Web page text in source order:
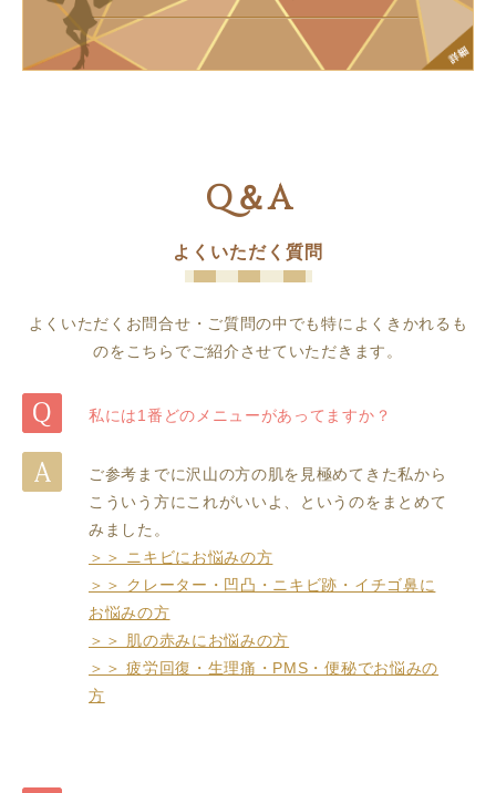
Q＆A
よくいただく質問
よくいただくお問合せ・ご質問の中でも特によくきかれるも
のをこちらでご紹介させていただきます。
私には1番どのメニューがあってますか？
ご参考までに沢山の方の肌を見極めてきた私から
こういう方にこれがいいよ、というのをまとめて
みました。
＞＞ ニキビにお悩みの方
＞＞ クレーター・凹凸・ニキビ跡・イチゴ鼻に
お悩みの方
＞＞ 肌の赤みにお悩みの方
＞＞ 疲労回復・生理痛・PMS・便秘でお悩みの
方